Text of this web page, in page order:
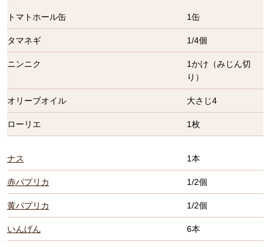
トマトホール缶 1缶
タマネギ 1/4個
ニンニク
1かけ（みじん切
り）
オリーブオイル 大さじ4
ローリエ 1枚
ナス 1本
赤パプリカ 1/2個
黄パプリカ 1/2個
いんげん 6本